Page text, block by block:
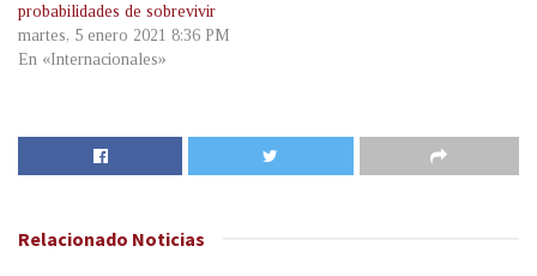
probabilidades de sobrevivir
martes, 5 enero 2021 8:36 PM
En «Internacionales»
Relacionado Noticias